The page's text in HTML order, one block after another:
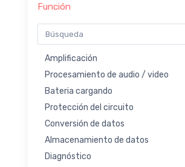
Función
Amplificación
Procesamiento de audio / video
Bateria cargando
Protección del circuito
Conversión de datos
Almacenamiento de datos
Diagnóstico